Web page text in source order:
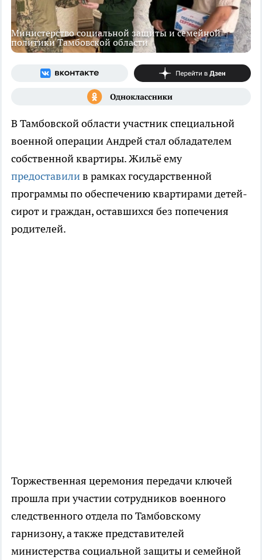
Министерство социальной защиты и семейной
политики Тамбовской области
В Тамбовской области участник специальной
военной операции Андрей стал обладателем
собственной квартиры. Жильё ему
предоставилив рамках государственной
программы по обеспечению квартирами детей-
сирот и граждан, оставшихся без попечения
родителей.
Торжественная церемония передачи ключей
прошла при участии сотрудников военного
следственного отдела по Тамбовскому
гарнизону, а также представителей
министерства социальной защиты и семейной